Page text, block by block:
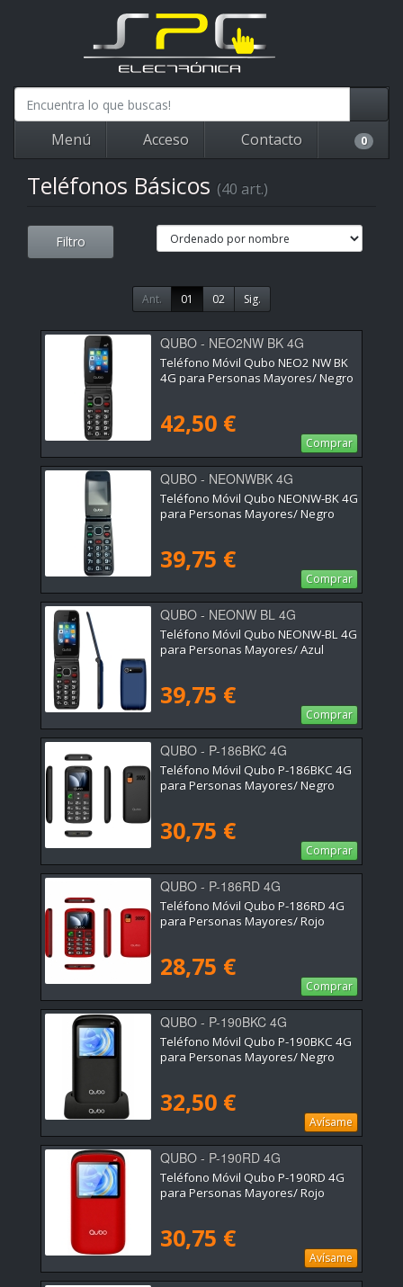
Menú Acceso Contacto 0
Teléfonos Básicos (40 art.)
Filtro
Ant. 01 02 Sig.
QUBO - NEO2NW BK 4G
Teléfono Móvil Qubo NEO2 NW BK
4G para Personas Mayores/ Negro
42,50 €
Comprar
QUBO - NEONWBK 4G
Teléfono Móvil Qubo NEONW-BK 4G
para Personas Mayores/ Negro
39,75 €
Comprar
QUBO - NEONW BL 4G
Teléfono Móvil Qubo NEONW-BL 4G
para Personas Mayores/ Azul
39,75 €
Comprar
QUBO - P-186BKC 4G
Teléfono Móvil Qubo P-186BKC 4G
para Personas Mayores/ Negro
30,75 €
Comprar
QUBO - P-186RD 4G
Teléfono Móvil Qubo P-186RD 4G
para Personas Mayores/ Rojo
28,75 €
Comprar
QUBO - P-190BKC 4G
Teléfono Móvil Qubo P-190BKC 4G
para Personas Mayores/ Negro
32,50 €
Avísame
QUBO - P-190RD 4G
Teléfono Móvil Qubo P-190RD 4G
para Personas Mayores/ Rojo
30,75 €
Avísame